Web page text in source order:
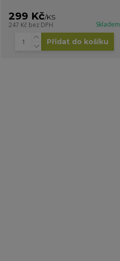
299 Kč/KS
247 Kč bez DPH Skladem
Přidat do košíku